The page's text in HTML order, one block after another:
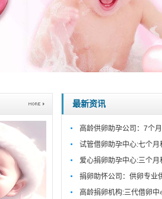
最新资讯
高龄供卵助孕公司：7个
试管借卵助孕中心:七个
爱心捐卵助孕中心:三个
捐卵助怀公司：供卵专业
高龄捐卵机构:三代借卵